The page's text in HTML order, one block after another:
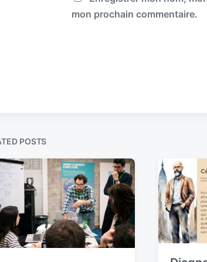
mon prochain commentaire.
POSTS